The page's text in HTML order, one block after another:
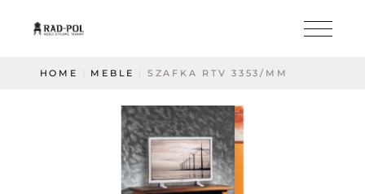
HOME MEBLE SZAFKA RTV 3353/MM